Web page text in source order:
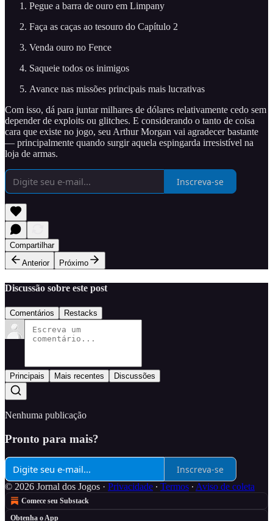
Pegue a barra de ouro em Limpany
Faça as caças ao tesouro do Capítulo 2
Venda ouro no Fence
Saqueie todos os inimigos
Avance nas missões principais mais lucrativas
Com isso, dá para juntar milhares de dólares relativamente cedo sem
depender de exploits ou glitches. E considerando o tanto de coisa
cara que existe no jogo, seu Arthur Morgan vai agradecer bastante
— principalmente quando surgir aquela espingarda irresistível na
loja de armas.
Inscreva-se
Compartilhar
Anterior
Próximo
Discussão sobre este post
Comentários Restacks
Principais Mais recentes Discussões
Nenhuma publicação
Pronto para mais?
Inscreva-se
© 2026 Jornal dos Jogos · Privacidade ∙ Termos ∙ Aviso de coleta
Comece seu Substack
Obtenha o App